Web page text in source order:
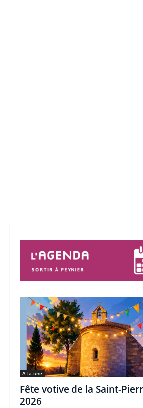
A la une
Fête votive de la Saint-
2026